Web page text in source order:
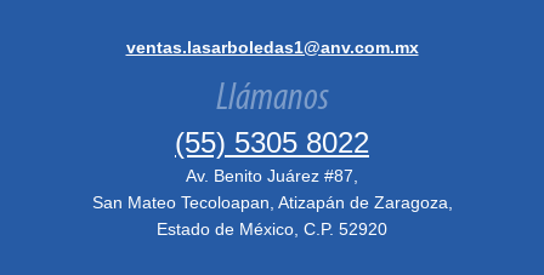
ventas.lasarboledas1@anv.com.mx
Llámanos
(55) 5305 8022
Av. Benito Juárez #87,
San Mateo Tecoloapan, Atizapán de Zaragoza,
Estado de México, C.P. 52920